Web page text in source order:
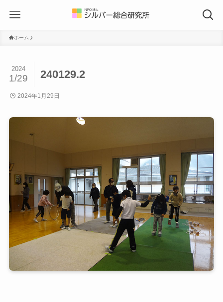
ホーム
240129.2
2024
1/29
2024年1月29日